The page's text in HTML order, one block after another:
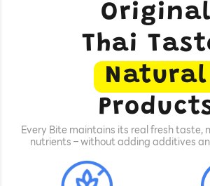
Original
Thai
Natural
Every Bite maintains its real fresh taste,
nutrients – without adding additives